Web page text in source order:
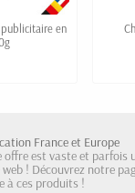
en
France et Europe
offre est vaste et parfois
web ! Découvrez notre
à ces produits !